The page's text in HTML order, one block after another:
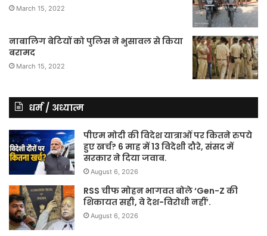
March 15, 2022
नाबालिग बेटियों को पुलिस ने भुसावल से किया
बरामद
March 15, 2022
धर्म / अध्यात्म
पीएम मोदी की विदेश यात्राओं पर कितने रुपये
हुए खर्च? 6 माह में 13 विदेशी दौरे, संसद में
सरकार ने दिया जवाब.
August 6, 2026
RSS चीफ मोहन भागवत बोले ‘Gen-Z की
शिकायत सही, वे देश-विरोधी नहीं’.
August 6, 2026